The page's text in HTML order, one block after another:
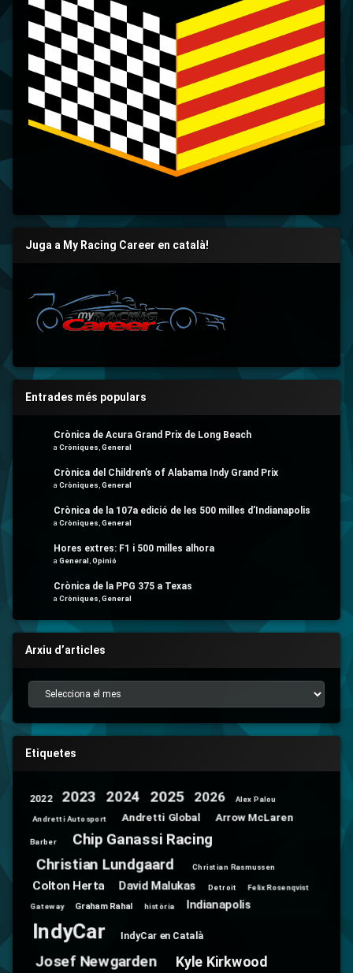
Juga a My Racing Career en català!
Entrades més populars
Crònica de Acura Grand Prix de Long Beach
a Cròniques General
Crònica del Children’s of Alabama Indy Grand Prix
a Cròniques General
Crònica de la 107a edició de les 500 milles d’Indianapolis
a Cròniques General
Hores extres: F1 i 500 milles alhora
a General Opinió
Crònica de la PPG 375 a Texas
a Cròniques General
Arxiu d’articles
Arxiu d’articles
Etiquetes
2022 2023 2024 2025 2026 Alex Palou
Andretti Autosport Andretti Global Arrow McLaren
Barber
Chip Ganassi Racing
Christian Lundgaard
Christian Rasmussen
Colton Herta David Malukas Detroit Felix Rosenqvist
Gateway Graham Rahal història Indianapolis
IndyCar IndyCar en Català
Josef Newgarden Kyle Kirkwood